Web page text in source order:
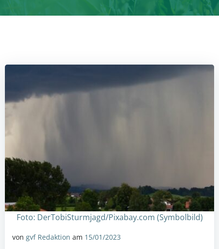
Foto: DerTobiSturmjagd/Pixabay.com (Symbolbild)
von gvf Redaktion am 15/01/2023